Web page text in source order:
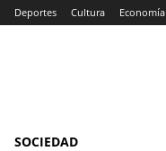
Deportes Cultura Economía
SOCIEDAD